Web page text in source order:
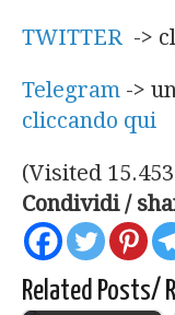
TWITTER ->
Telegram ->
cliccando qui
(Visited
Condividi /
Related Posts/